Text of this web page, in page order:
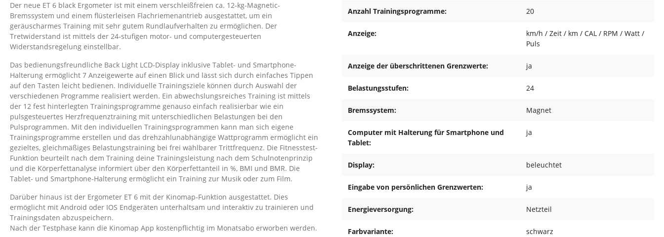
Der neue ET 6 black Ergometer ist mit einem verschleißfreien ca. 12-kg-Magnetic-
Bremssystem und einem flüsterleisen Flachriemenantrieb ausgestattet, um ein
geräuscharmes Training mit sehr gutem Rundlaufverhalten zu ermöglichen. Der
Tretwiderstand ist mittels der 24-stufigen motor- und computergesteuerten
Widerstandsregelung einstellbar.
Das bedienungsfreundliche Back Light LCD-Display inklusive Tablet- und Smartphone-
Halterung ermöglicht 7 Anzeigewerte auf einen Blick und lässt sich durch einfaches Tippen
auf den Tasten leicht bedienen. Individuelle Trainingsziele können durch Auswahl der
verschiedenen Programme realisiert werden. Ein abwechslungsreiches Training ist mittels
der 12 fest hinterlegten Trainingsprogramme genauso einfach realisierbar wie ein
pulsgesteuertes Herzfrequenztraining mit unterschiedlichen Belastungen bei den
Pulsprogrammen. Mit den individuellen Trainingsprogrammen kann man sich eigene
Trainingsprogramme erstellen und das drehzahlunabhängige Wattprogramm ermöglicht ein
gezieltes, gleichmäßiges Belastungstraining bei frei wählbarer Trittfrequenz. Die Fitnesstest-
Funktion beurteilt nach dem Training deine Trainingsleistung nach dem Schulnotenprinzip
und die Körperfettanalyse informiert über den Körperfettanteil in %, BMI und BMR. Die
Tablet- und Smartphone-Halterung ermöglicht ein Training zur Musik oder zum Film.
Darüber hinaus ist der Ergometer ET 6 mit der Kinomap-Funktion ausgestattet. Dies
ermöglicht mit Android oder IOS Endgeräten unterhaltsam und interaktiv zu trainieren und
Trainingsdaten abzuspeichern.
Nach der Testphase kann die Kinomap App kostenpflichtig im Monatsabo erworben werden.
Anzahl Trainingsprogramme: 20
Anzeige:
km/h / Zeit / km / CAL / RPM / Watt /
Puls
Anzeige der überschrittenen Grenzwerte: ja
Belastungsstufen: 24
Bremssystem: Magnet
Computer mit Halterung für Smartphone und
Tablet:
ja
Display: beleuchtet
Eingabe von persönlichen Grenzwerten: ja
Energieversorgung: Netzteil
Farbvariante: schwarz